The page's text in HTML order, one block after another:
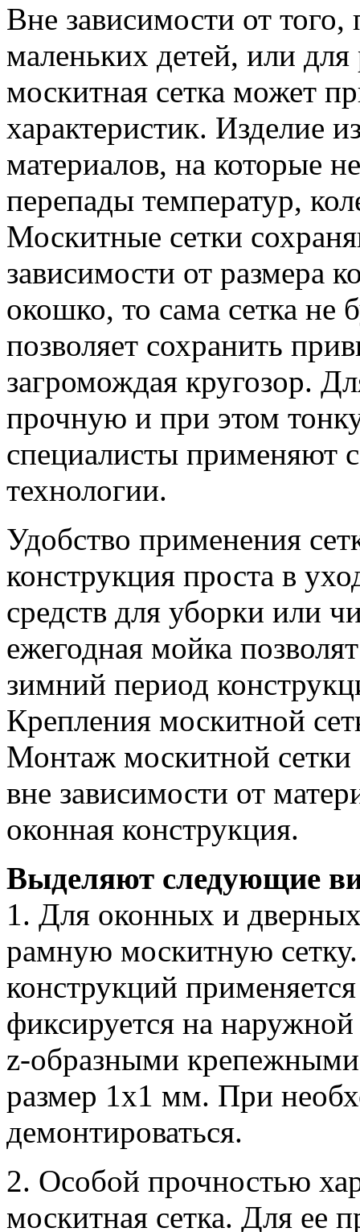
Вне зависимости от того,
маленьких детей, или
москитная сетка может
характеристик. Изделие
материалов, на которые
перепады температур,
Москитные сетки
зависимости от размера
окошко, то сама сетка не
позволяет сохранить
загромождая кругозор.
прочную и при этом
специалисты применяют
технологии.
Удобство применения
конструкция проста в
средств для уборки или
ежегодная мойка
зимний период
Крепления москитной
Монтаж москитной сетки
вне зависимости от
оконная конструкция.
Выделяют следующие
1. Для оконных и
рамную москитную
конструкций
фиксируется на
z-образными
размер 1х1 мм. При
демонтироваться.
2. Особой прочностью
москитная сетка. Для ее